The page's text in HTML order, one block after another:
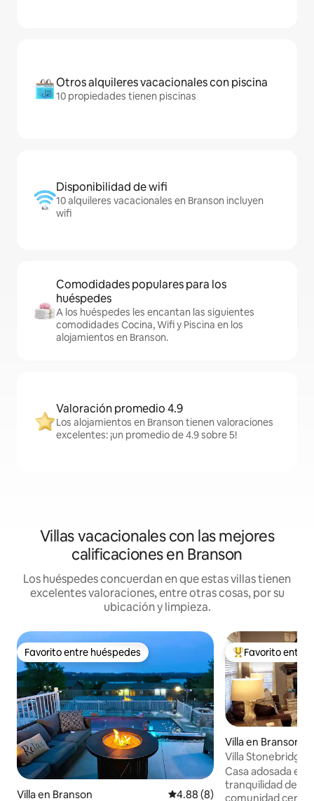
Otros alquileres vacacionales con piscina
10 propiedades tienen piscinas
Disponibilidad de wifi
10 alquileres vacacionales en Branson incluyen
wifi
Comodidades populares para los
huéspedes
A los huéspedes les encantan las siguientes
comodidades Cocina, Wifi y Piscina en los
alojamientos en Branson.
Valoración promedio 4.9
Los alojamientos en Branson tienen valoraciones
excelentes: ¡un promedio de 4.9 sobre 5!
Villas vacacionales con las mejores
calificaciones en Branson
Los huéspedes concuerdan en que estas villas tienen
excelentes valoraciones, entre otras cosas, por su
ubicación y limpieza.
Favorito entre huéspedes
Favorito entre huéspedes
Villa en Branson Calificación promedio: 4.88
4.88 (8)
Favorito entre
Favorito entre
Villa en Branson
Villa
a SDC
Casa adosada
tranquilidad de
comunidad